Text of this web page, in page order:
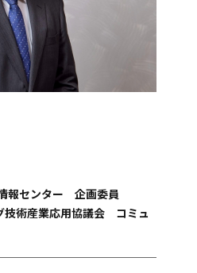
報センター 企画委員
技術産業応用協議会 コミュ